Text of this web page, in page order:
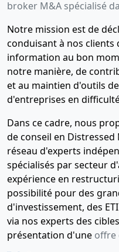
broker M&A spécialisé
Notre mission est de
conduisant à nos clients
information au bon
notre manière, de
et au maintien d'outils
d'entreprises en
Dans ce cadre, nous
de conseil en
réseau d'experts
spécialisés par secteur
expérience en
possibilité pour des
d'investissement, des
via nos experts des
présentation d'une offre